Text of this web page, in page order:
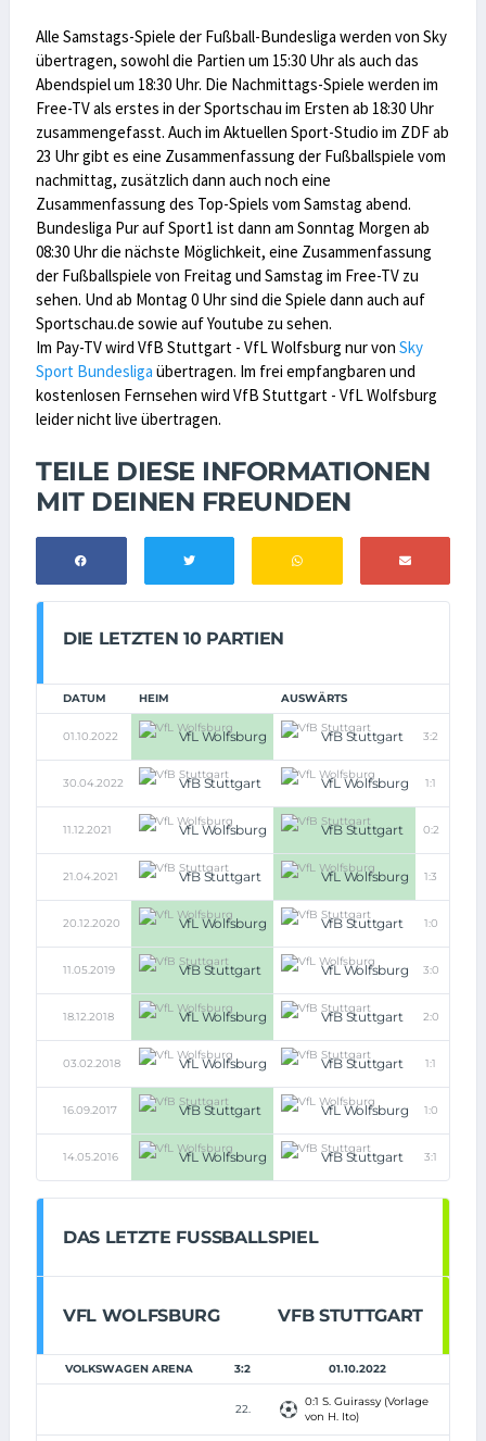
Alle Samstags-Spiele der Fußball-Bundesliga werden von Sky
übertragen, sowohl die Partien um 15:30 Uhr als auch das
Abendspiel um 18:30 Uhr. Die Nachmittags-Spiele werden im
Free-TV als erstes in der Sportschau im Ersten ab 18:30 Uhr
zusammengefasst. Auch im Aktuellen Sport-Studio im ZDF ab
23 Uhr gibt es eine Zusammenfassung der Fußballspiele vom
nachmittag, zusätzlich dann auch noch eine
Zusammenfassung des Top-Spiels vom Samstag abend.
Bundesliga Pur auf Sport1 ist dann am Sonntag Morgen ab
08:30 Uhr die nächste Möglichkeit, eine Zusammenfassung
der Fußballspiele von Freitag und Samstag im Free-TV zu
sehen. Und ab Montag 0 Uhr sind die Spiele dann auch auf
Sportschau.de sowie auf Youtube zu sehen.
Im Pay-TV wird VfB Stuttgart - VfL Wolfsburg nur von Sky
Sport Bundesliga übertragen. Im frei empfangbaren und
kostenlosen Fernsehen wird VfB Stuttgart - VfL Wolfsburg
leider nicht live übertragen.
TEILE DIESE INFORMATIONEN
MIT DEINEN FREUNDEN
DIE LETZTEN 10 PARTIEN
DATUM HEIM AUSWÄRTS
01.10.2022 VfL Wolfsburg VfB Stuttgart 3:2
30.04.2022 VfB Stuttgart VfL Wolfsburg 1:1
11.12.2021 VfL Wolfsburg VfB Stuttgart 0:2
21.04.2021 VfB Stuttgart VfL Wolfsburg 1:3
20.12.2020 VfL Wolfsburg VfB Stuttgart 1:0
11.05.2019 VfB Stuttgart VfL Wolfsburg 3:0
18.12.2018 VfL Wolfsburg VfB Stuttgart 2:0
03.02.2018 VfL Wolfsburg VfB Stuttgart 1:1
16.09.2017 VfB Stuttgart VfL Wolfsburg 1:0
14.05.2016 VfL Wolfsburg VfB Stuttgart 3:1
DAS LETZTE FUSSBALLSPIEL
VFL WOLFSBURG VFB STUTTGART
VOLKSWAGEN ARENA 3:2 01.10.2022
22.
0:1 S. Guirassy (Vorlage
von H. Ito)